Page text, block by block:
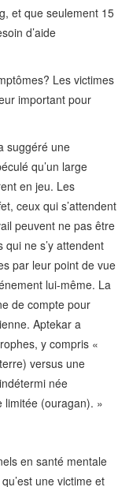
et que seulement 15
d’aide
Les victimes
important pour
suggéré une
qu’un large
en jeu. Les
ceux qui s’attendent
peuvent ne pas être
ne s’y attendent
par leur point de vue
lui-même. La
de compte pour
Aptekar a
y compris «
versus une
née
(ouragan). »
en santé mentale
une victime et